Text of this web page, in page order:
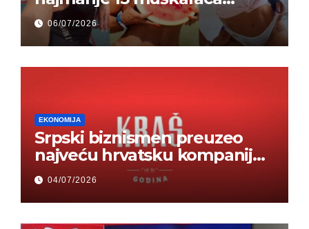
odjednom – „Doktor mi je
rekao…“ (FOTO)
06/07/2026
EKONOMIJA
Srpski biznismen preuzeo
najveću hrvatsku kompaniju i
ponos zemlje – Hrvati ne
mogu da veruju
04/07/2026